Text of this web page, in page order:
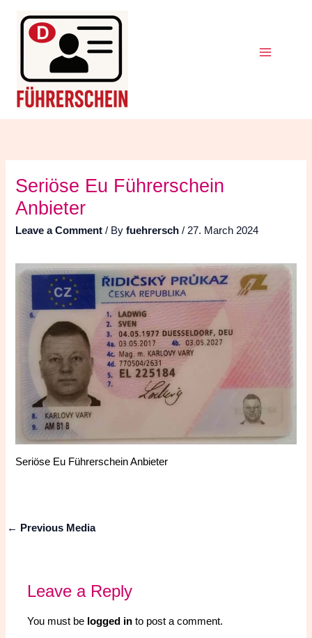
content
Seriöse Eu Führerschein
Anbieter
Leave a Comment / Byfuehrersch/ 27. March 2024
Seriöse Eu Führerschein Anbieter
← Previous Media
Leave a Reply
You must be logged in to post a comment.